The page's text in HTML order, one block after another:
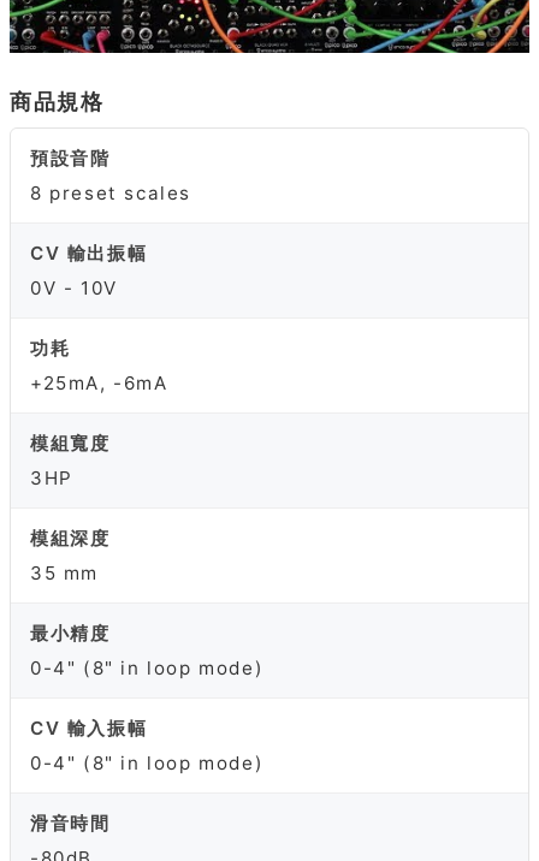
商品規格
預設音階
8 preset scales
CV 輸出振幅
0V - 10V
功耗
+25mA, -6mA
模組寬度
3HP
模組深度
35 mm
最小精度
0-4" (8" in loop mode)
CV 輸入振幅
0-4" (8" in loop mode)
滑音時間